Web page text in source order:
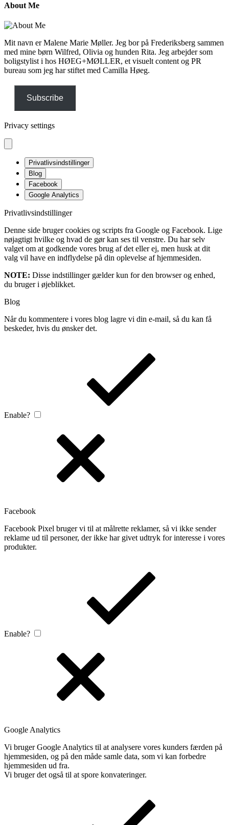
About Me
Mit navn er Malene Marie Møller. Jeg bor på Frederiksberg sammen
med mine børn Wilfred, Olivia og hunden Rita. Jeg arbejder som
boligstylist i hos HØEG+MØLLER, et visuelt content og PR
bureau som jeg har stiftet med Camilla Høeg.
Subscribe
Privacy settings
Privatlivsindstillinger
Blog
Facebook
Google Analytics
Privatlivsindstillinger
Denne side bruger cookies og scripts fra Google og Facebook. Lige
nøjagtigt hvilke og hvad de gør kan ses til venstre. Du har selv
valget om at godkende vores brug af det eller ej, men husk at dit
valg vil have en indflydelse på din oplevelse af hjemmesiden.
NOTE: Disse indstillinger gælder kun for den browser og enhed,
du bruger i øjeblikket.
Blog
Når du kommentere i vores blog lagre vi din e-mail, så du kan få
beskeder, hvis du ønsker det.
Enable?
Facebook
Facebook Pixel bruger vi til at målrette reklamer, så vi ikke sender
reklame ud til personer, der ikke har givet udtryk for interesse i vores
produkter.
Enable?
Google Analytics
Vi bruger Google Analytics til at analysere vores kunders færden på
hjemmesiden, og på den måde samle data, som vi kan forbedre
hjemmesiden ud fra.
Vi bruger det også til at spore konvateringer.